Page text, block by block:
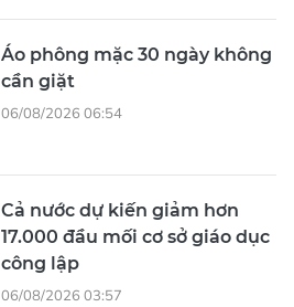
Áo phông mặc 30 ngày không
cần giặt
06/08/2026 06:54
Cả nước dự kiến giảm hơn
17.000 đầu mối cơ sở giáo dục
công lập
06/08/2026 03:57